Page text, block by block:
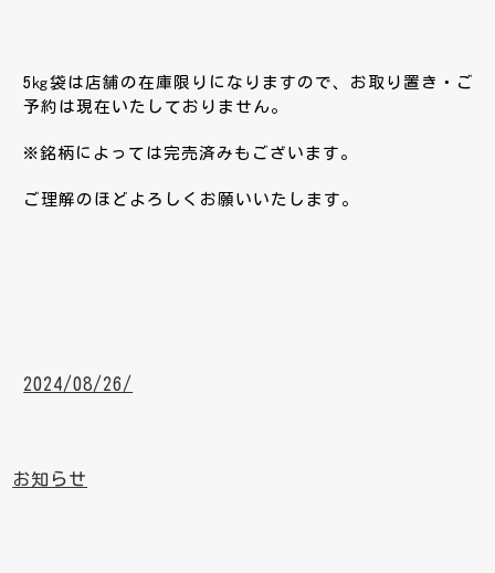
5㎏袋は店舗の在庫限りになりますので、お取り置き・ご
予約は現在いたしておりません。
※銘柄によっては完売済みもございます。
ご理解のほどよろしくお願いいたします。
2024/08/26/
お知らせ